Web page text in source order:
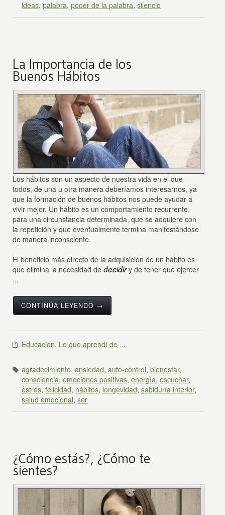
ideas,palabra,poder de la palabra,silencio
La Importancia de los
Buenos Hábitos
Los hábitos son un aspecto de nuestra vida en el que
todos, de una u otra manera deberíamos interesarnos, ya
que la formación de buenos hábitos nos puede ayudar a
vivir mejor. Un hábito es un comportamiento recurrente,
para una circunstancia determinada, que se adquiere con
la repetición y que eventualmente termina manifestándose
de manera inconsciente.
El beneficio más directo de la adquisición de un hábito es
que elimina la necesidad dedecidiry de tener que ejercer
...
CONTINÚA LEYENDO →
Educación, Lo que aprendí de ...
agradecimiento,ansiedad,auto-control,bienestar,
consciencia,emociones positivas,energía,escuchar,
estrés,felicidad, hábitos, longevidad,sabiduría interior,
salud emocional,ser
¿Cómo estás?, ¿Cómo te
sientes?